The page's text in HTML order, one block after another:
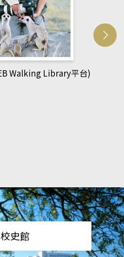
網管人(kono平台)
校史館